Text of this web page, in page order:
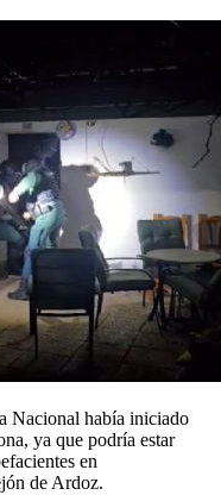
Nacional había iniciado
ya que podría estar
en
de Ardoz.